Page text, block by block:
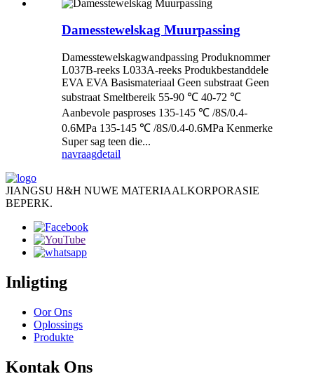
Damesstewelskag Muurpassing
Damesstewelskagwandpassing Produknommer
L037B-reeks L033A-reeks Produkbestanddele
EVA EVA Basismateriaal Geen substraat Geen
substraat Smeltbereik 55-90 ℃ 40-72 ℃
Aanbevole pasproses 135-145 ℃ /8S/0.4-
0.6MPa 135-145 ℃ /8S/0.4-0.6MPa Kenmerke
Super sag teen die...
navraagdetail
JIANGSU H&H NUWE MATERIAALKORPORASIE
BEPERK.
Inligting
Oor Ons
Oplossings
Produkte
Kontak Ons